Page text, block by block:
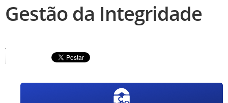
Gestão da Integridade